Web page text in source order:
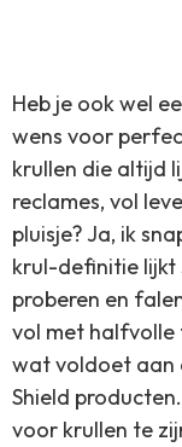
Heb je ook wel
wens voor
krullen die altijd
reclames, vol
pluisje? Ja, ik
krul-definitie lijkt
proberen en
vol met halfvolle
wat voldoet aan
Shield
voor krullen te